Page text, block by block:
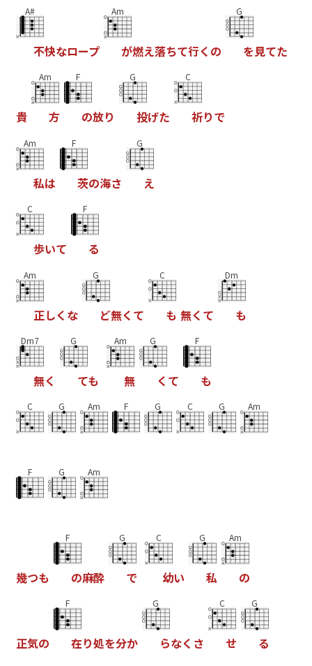
A#
不快なロープ
Am
が燃え落ちて行く の
G
を見てた
貴
Am
方
F
の放り
G
投げた
C
祈りで
Am
私は
F
茨の海さ
G
え
C
歩いて
F
る
Am
正しく な
G
ど無く て
C
も 無く て
Dm
も
Dm7
無く
G
ても
Am
無
G
く て
F
も
C G Am F G C G Am
F G Am
幾つも
F
の麻酔
G
で
C
幼い
G
私
Am
の
正気の
F
在り処を分か
G
らなく さ
C
せ
G
る